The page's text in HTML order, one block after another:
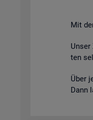
Mit
ten
Über
Dann